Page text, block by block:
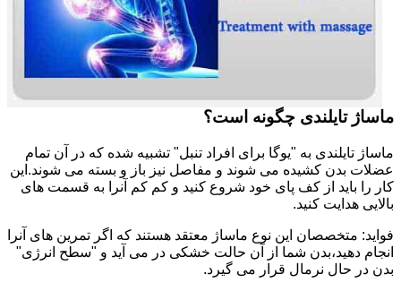
ماساژ تایلندی چگونه است؟
ماساژ تایلندی به "یوگا برای افراد تنبل" تشبیه شده که در آن تمام
عضلات بدن کشیده می شوند و مفاصل نیز باز و بسته می شوند.این
کار را باید از کف پای خود شروع کنید و کم کم آنرا به قسمت های
بالایی هدایت کنید.
فواید: متخصصان این نوع ماساژ معتقد هستند که اگر تمرین های آنرا
انجام دهید،بدن شما از آن حالت خشکی در می آید و "سطح انرژی"
بدن در حال نرمال قرار می گیرد.